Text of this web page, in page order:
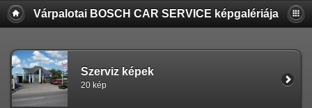
Várpalotai BOSCH CAR SERVICE képgalériája
Szerviz képek
20 kép